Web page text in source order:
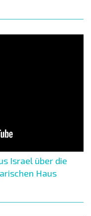
Israel über die
Haus